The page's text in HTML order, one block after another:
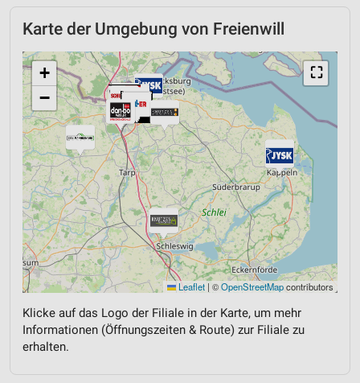
Karte der Umgebung von Freienwill
⛶
+
−
Leaflet | ©OpenStreetMapcontributors
Klicke auf das Logo der Filiale in der Karte, um mehr
Informationen (Öffnungszeiten & Route) zur Filiale zu
erhalten.